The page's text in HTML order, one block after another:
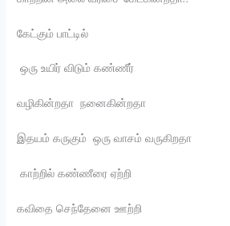
கேட்கும் பாட்டில்
ஒரு உயிர் விடும் கண்ணீர்
வழிகின்றதா நனைகின்றதா
இதயம் கருகும் ஒரு வாசம் வருகிறதா
காற்றில் கண்ணீரை ஏற்றி
கவிதை செந்தேனை ஊற்றி